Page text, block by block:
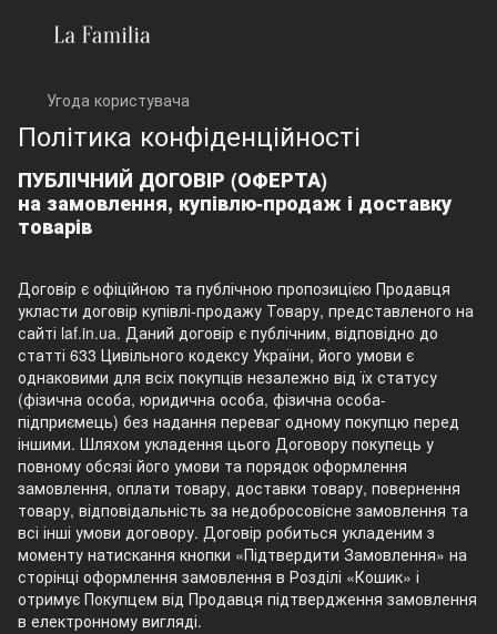
Угода користувача
Політика конфіденційності
ПУБЛІЧНИЙ ДОГОВІР (ОФЕРТА)
на замовлення, купівлю-продаж і доставку
товарів
Договір є офіційною та публічною пропозицією Продавця
укласти договір купівлі-продажу Товару, представленого на
сайті laf.in.ua. Даний договір є публічним, відповідно до
статті 633 Цивільного кодексу України, його умови є
однаковими для всіх покупців незалежно від їх статусу
(фізична особа, юридична особа, фізична особа-
підприємець) без надання переваг одному покупцю перед
іншими. Шляхом укладення цього Договору покупець у
повному обсязі його умови та порядок оформлення
замовлення, оплати товару, доставки товару, повернення
товару, відповідальність за недобросовісне замовлення та
всі інші умови договору. Договір робиться укладеним з
моменту натискання кнопки «Підтвердити Замовлення» на
сторінці оформлення замовлення в Розділі «Кошик» і
отримує Покупцем від Продавця підтвердження замовлення
в електронному вигляді.